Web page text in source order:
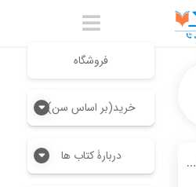
فروشگاه
خرید(بر اساس سن)
دربارۀ کتاب ها فلش کارت آموزش اندام بدن